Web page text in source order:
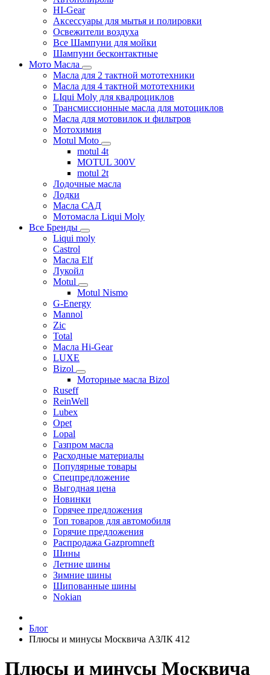
HI-Gear
Аксессуары для мытья и полировки
Освежители воздуха
Все Шампуни для мойки
Шампуни бесконтактные
Мото Масла
Масла для 2 тактной мототехники
Масла для 4 тактной мототехники
LIqui Moly для квадроциклов
Трансмиссионные масла для мотоциклов
Масла для мотовилок и фильтров
Мотохимия
Motul Moto
motul 4t
MOTUL 300V
motul 2t
Лодочные масла
Лодки
Масла САД
Мотомасла Liqui Moly
Все Бренды
Liqui moly
Castrol
Масла Elf
Лукойл
Motul
Motul Nismo
G-Energy
Mannol
Zic
Total
Масла Hi-Gear
LUXE
Bizol
Моторные масла Bizol
Ruseff
ReinWell
Lubex
Opet
Lopal
Газпром масла
Расходные материалы
Популярные товары
Спецпредложение
Выгодная цена
Новинки
Горячее предложения
Топ товаров для автомобиля
Горячие предложения
Распродажа Gazpromneft
Шины
Летние шины
Зимние шины
Шипованные шины
Nokian
Блог
Плюсы и минусы Москвича АЗЛК 412
Плюсы и минусы Москвича